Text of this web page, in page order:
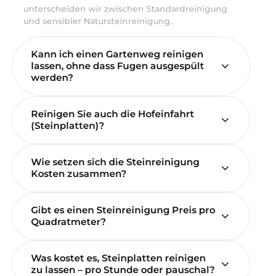
unterscheiden wir zwischen Standardreinigung
und sensibler Natursteinreinigung.
Kann ich einen Gartenweg reinigen
lassen, ohne dass Fugen ausgespült
werden?
Reinigen Sie auch die Hofeinfahrt
(Steinplatten)?
Wie setzen sich die Steinreinigung
Kosten zusammen?
Gibt es einen Steinreinigung Preis pro
Quadratmeter?
Was kostet es, Steinplatten reinigen
zu lassen – pro Stunde oder pauschal?